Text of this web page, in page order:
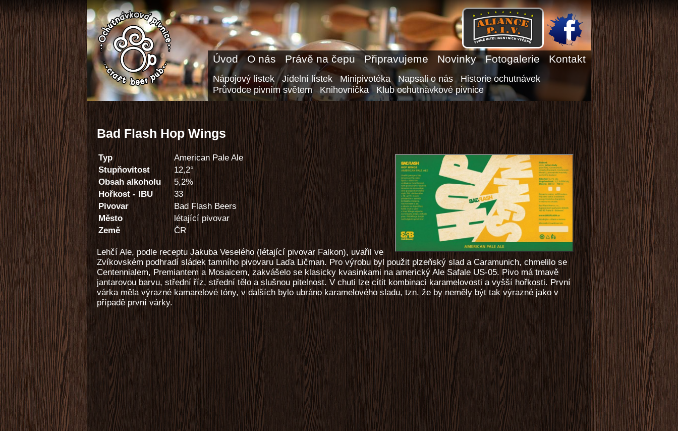
Úvod O nás Právě na čepu Připravujeme Novinky Fotogalerie Kontakt
Nápojový lístek Jídelní lístek Minipivotéka Napsali o nás
Historie ochutnávek
Průvodce pivním světem
Knihovnička Klub ochutnávkové pivnice
Bad Flash Hop Wings
Typ
American Pale Ale
Stupňovitost
12,2°
Obsah alkoholu
5,2%
Hořkost - IBU
33
Pivovar
Bad Flash Beers
Město
létající pivovar
Země
ČR
Lehčí Ale, podle receptu Jakuba Veselého (létající pivovar Falkon), uvařil ve
Zvíkovském podhradí sládek tamního pivovaru Laďa Ličman. Pro výrobu byl použit plzeňský slad a Caramunich, chmelilo se
Centennialem, Premiantem a Mosaicem, zakvášelo se klasicky kvasinkami na americký Ale Safale US-05. Pivo má tmavě
jantarovou barvu, střední říz, střední tělo a slušnou pitelnost. V chuti lze cítit kombinaci karamelovosti a vyšší hořkosti. První
várka měla výrazné kamarelové tóny, v dalších bylo ubráno karamelového sladu, tzn. že by neměly být tak výrazné jako v
případě první várky.